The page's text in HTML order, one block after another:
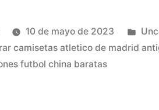
europa»
10 de mayo de 2023
en
camisetas atletico de madrid
futbol china baratas